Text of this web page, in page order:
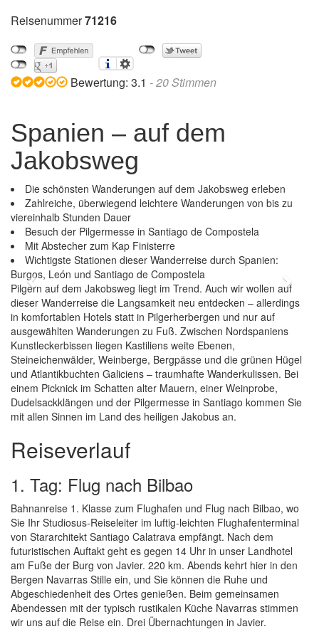
Reisenummer71216
Bewertung: 3.1 -20Stimmen
Spanien – auf dem
Jakobsweg
Die schönsten Wanderungen auf dem Jakobsweg erleben
Zahlreiche, überwiegend leichtere Wanderungen von bis zu
viereinhalb Stunden Dauer
Besuch der Pilgermesse in Santiago de Compostela
Mit Abstecher zum Kap Finisterre
Wichtigste Stationen dieser Wanderreise durch Spanien:
Burgos, León und Santiago de Compostela
Previous Next
Pilgern auf dem Jakobsweg liegt im Trend. Auch wir wollen auf
dieser Wanderreise die Langsamkeit neu entdecken – allerdings
in komfortablen Hotels statt in Pilgerherbergen und nur auf
ausgewählten Wanderungen zu Fuß. Zwischen Nordspaniens
Kunstleckerbissen liegen Kastiliens weite Ebenen,
Steineichenwälder, Weinberge, Bergpässe und die grünen Hügel
und Atlantikbuchten Galiciens – traumhafte Wanderkulissen. Bei
einem Picknick im Schatten alter Mauern, einer Weinprobe,
Dudelsackklängen und der Pilgermesse in Santiago kommen Sie
mit allen Sinnen im Land des heiligen Jakobus an.
Reiseverlauf
1. Tag: Flug nach Bilbao
Bahnanreise 1. Klasse zum Flughafen und Flug nach Bilbao, wo
Sie Ihr Studiosus-Reiseleiter im luftig-leichten Flughafenterminal
von Stararchitekt Santiago Calatrava empfängt. Nach dem
futuristischen Auftakt geht es gegen 14 Uhr in unser Landhotel
am Fuße der Burg von Javier. 220 km. Abends kehrt hier in den
Bergen Navarras Stille ein, und Sie können die Ruhe und
Abgeschiedenheit des Ortes genießen. Beim gemeinsamen
Abendessen mit der typisch rustikalen Küche Navarras stimmen
wir uns auf die Reise ein. Drei Übernachtungen in Javier.